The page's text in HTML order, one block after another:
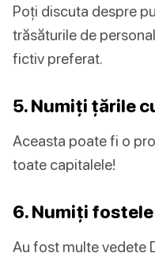
Poți discuta despre
trăsăturile de
fictiv preferat.
5. Numiți țările
Aceasta poate fi o
toate capitalele!
6. Numiți
Au fost multe vedete